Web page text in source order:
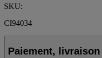
SKU:
CI94034
Paiement,